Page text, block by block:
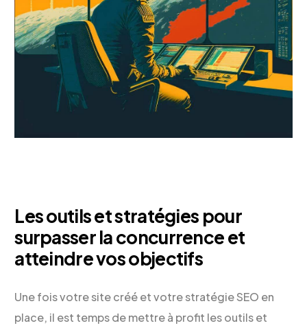
Les outils et stratégies pour
surpasser la concurrence et
atteindre vos objectifs
Une fois votre site créé et votre stratégie SEO en
place, il est temps de mettre à profit les outils et